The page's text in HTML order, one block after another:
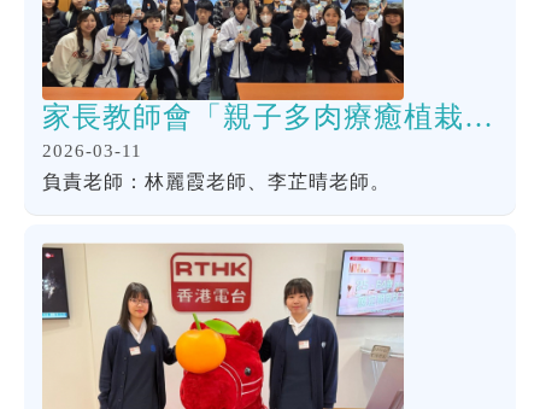
家長教師會「親子多肉療癒植栽體驗」
2026-03-11
負責老師：林麗霞老師、李芷晴老師。